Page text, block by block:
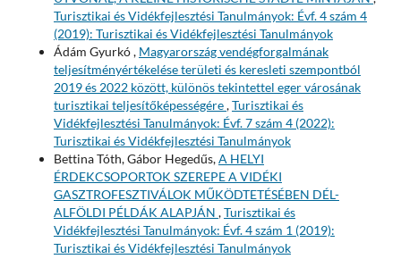
Turisztikai és Vidékfejlesztési Tanulmányok: Évf. 4 szám 4
(2019): Turisztikai és Vidékfejlesztési Tanulmányok
Ádám Gyurkó , Magyarország vendégforgalmának
teljesítményértékelése területi és keresleti szempontból
2019 és 2022 között, különös tekintettel eger városának
turisztikai teljesítőképességére,Turisztikai és
Vidékfejlesztési Tanulmányok: Évf. 7 szám 4 (2022):
Turisztikai és Vidékfejlesztési Tanulmányok
Bettina Tóth, Gábor Hegedűs,A HELYI
ÉRDEKCSOPORTOK SZEREPE A VIDÉKI
GASZTROFESZTIVÁLOK MŰKÖDTETÉSÉBEN DÉL-
ALFÖLDI PÉLDÁK ALAPJÁN ,Turisztikai és
Vidékfejlesztési Tanulmányok: Évf. 4 szám 1 (2019):
Turisztikai és Vidékfejlesztési Tanulmányok